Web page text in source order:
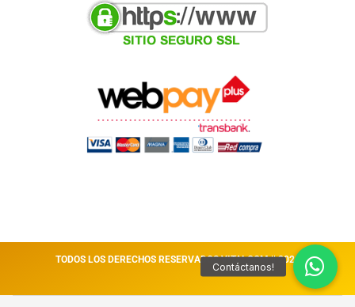
TODOS LOS DERECHOS RESERVADOS VITALCOM || 2026